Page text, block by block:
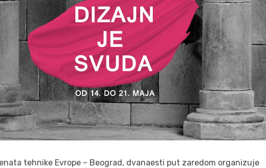
tehnike Evrope – Beograd, dvanaesti put zaredom organizuje